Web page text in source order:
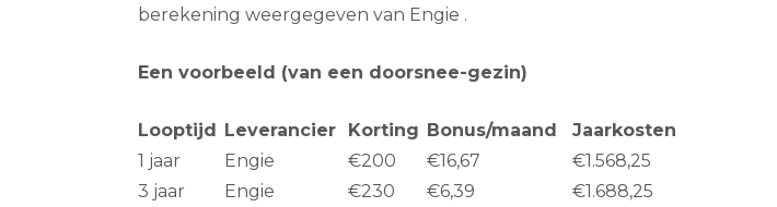
berekening weergegeven van Engie .
Een voorbeeld (van een doorsnee-gezin)
Looptijd Leverancier Korting Bonus/maand
Jaarkosten
1 jaar
Engie €200 €16,67
€1.568,25
3 jaar
Engie €230 €6,39
€1.688,25